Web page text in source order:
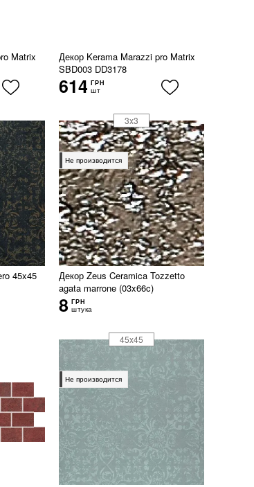
Matrix
Декор Kerama Marazzi pro Matrix
SBD003 DD3178
614 ГРН
шт
45x45
Не производится
Декор Zeus Ceramica Tozzetto
agata marrone (03x66c)
8 ГРН
штука
3x3
Не производится
45x45